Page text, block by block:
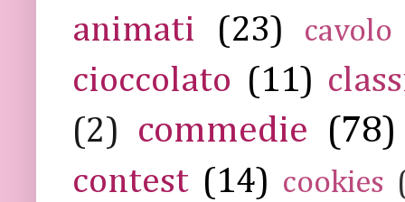
animati
(23) cavolo
cioccolato (11)
(2)
commedie (78)
contest (14) cookies